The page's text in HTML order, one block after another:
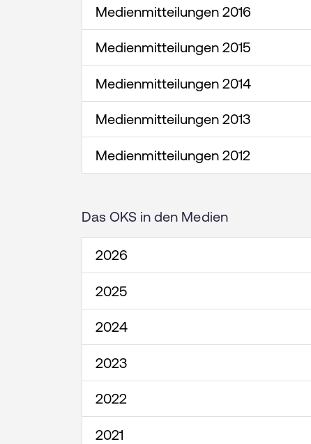
Medienmitteilungen 2016
Medienmitteilungen 2015
Medienmitteilungen 2014
Medienmitteilungen 2013
Medienmitteilungen 2012
Das OKS in den Medien
2026
2025
2024
2023
2022
2021